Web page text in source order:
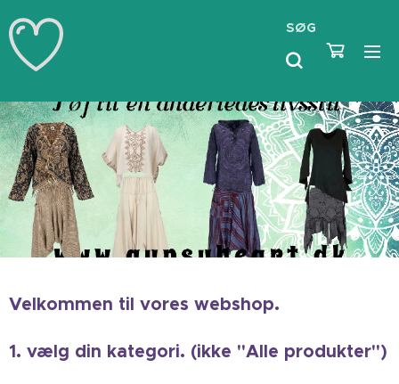
SØG
Velkommen til vores webshop.
1. vælg din kategori. (ikke "Alle produkter")